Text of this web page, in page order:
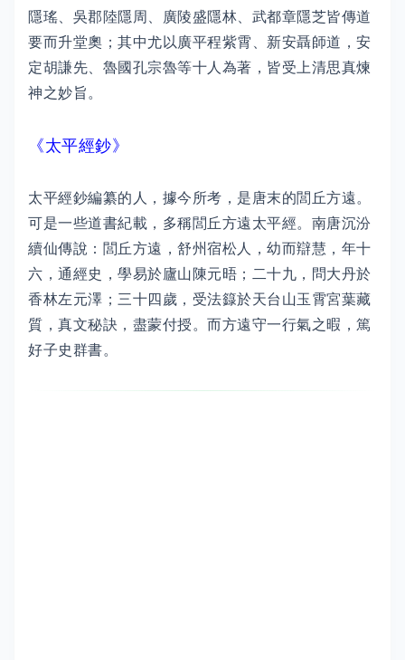
隱瑤、吳郡陸隱周、廣陵盛隱林、武都章隱芝皆傳道
要而升堂奧；其中尤以廣平程紫霄、新安聶師道，安
定胡謙先、魯國孔宗魯等十人為著，皆受上清思真煉
神之妙旨。
《太平經鈔》
太平經鈔編纂的人，據今所考，是唐末的閭丘方遠。
可是一些道書紀載，多稱閭丘方遠太平經。南唐沉汾
續仙傳說：閭丘方遠，舒州宿松人，幼而辯慧，年十
六，通經史，學易於廬山陳元晤；二十九，問大丹於
香林左元澤；三十四歲，受法籙於天台山玉霄宮葉藏
質，真文秘訣，盡蒙付授。而方遠守一行氣之暇，篤
好子史群書。